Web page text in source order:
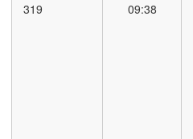
319 09:38